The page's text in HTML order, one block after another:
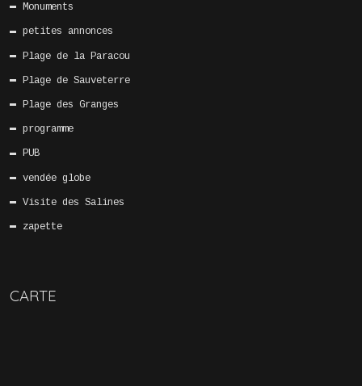
Monuments
petites annonces
Plage de la Paracou
Plage de Sauveterre
Plage des Granges
programme
PUB
vendée globe
Visite des Salines
zapette
CARTE